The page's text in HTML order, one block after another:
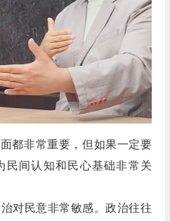
都非常重要，但如果一定要
民间认知和民心基础非常关
对民意非常敏感。政治往往